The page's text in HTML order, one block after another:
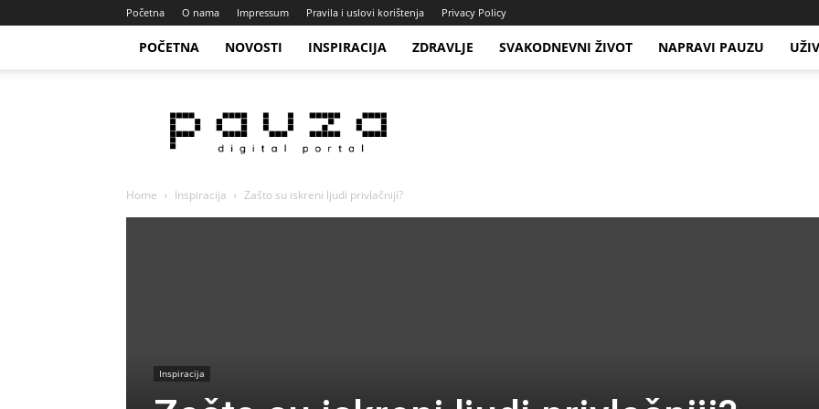
Početna O nama Impressum Pravila i uslovi korištenja Privacy Policy
POČETNA NOVOSTI INSPIRACIJA ZDRAVLJE SVAKODNEVNI ŽIVOT NAPRAVI PAUZU
Portal
Home Inspiracija Zašto su iskreni ljudi privlačniji?
Inspiracija